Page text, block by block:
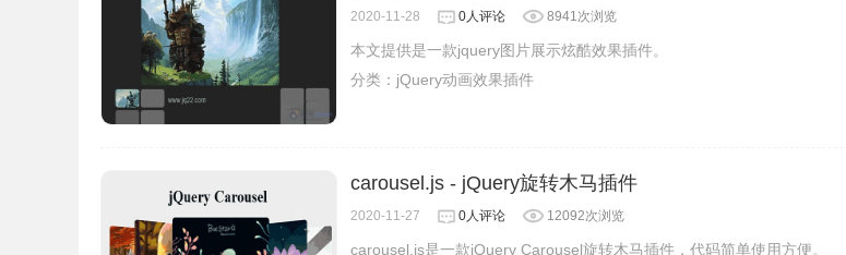
2020-11-28 0人评论 8941次浏览
本文提供是一款jquery图片展示炫酷效果插件。
分类： jQuery动画效果插件
carousel.js - jQuery旋转木马插件
2020-11-27 0人评论 12092次浏览
carousel.js是一款jQuery Carousel旋转木马插件，代码简单使用方便。